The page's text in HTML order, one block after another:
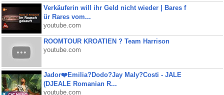
Verkäuferin will ihr Geld nicht wieder | Bares f
ür Rares vom...
youtube.com
ROOMTOUR KROATIEN ? Team Harrison
youtube.com
Jador❤️Emilia?Dodo?Jay Maly?Costi - JALE
(DJEALE Romanian R...
youtube.com